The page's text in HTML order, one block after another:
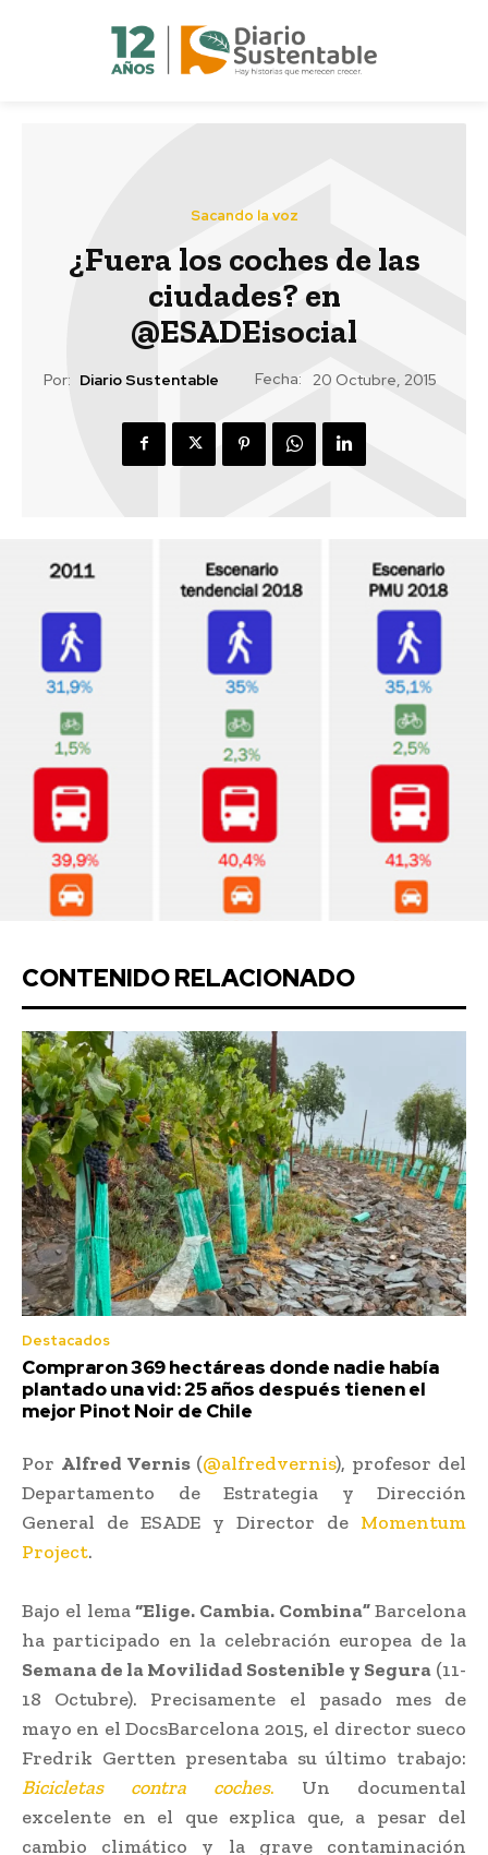
Sacando la voz
¿Fuera los coches de las
ciudades? en
@ESADEisocial
Por: Diario Sustentable Fecha: 20 Octubre, 2015
CONTENIDO RELACIONADO
Destacados
Compraron 369 hectáreas donde nadie había
plantado una vid: 25 años después tienen el
mejor Pinot Noir de Chile
Por Alfred Vernis(@alfredvernis), profesor del
Departamento de Estrategia y Dirección
General de ESADE y Director de Momentum
Project.
Bajo el lema“Elige. Cambia. Combina”Barcelona
ha participado en la celebración europea de la
Semana de la Movilidad Sostenible y Segura (11-
18 Octubre). Precisamente el pasado mes de
mayo en el DocsBarcelona 2015, el director sueco
Fredrik Gertten presentaba su último trabajo:
Bicicletas contra coches. Un documental
excelente en el que explica que, a pesar del
cambio climático y la grave contaminación